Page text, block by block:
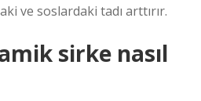
ve soslardaki tadı arttırır.
sirke nasıl